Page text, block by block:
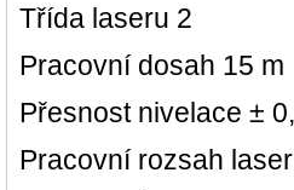
Třída laseru 2
Pracovní dosah 15 m
Přesnost nivelace ±
Pracovní rozsah